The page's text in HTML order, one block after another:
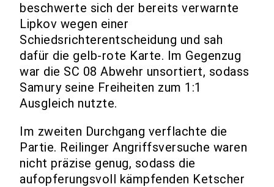
beschwerte sich der bereits verwarnte
Lipkov wegen einer
Schiedsrichterentscheidung und sah
dafür die gelb-rote Karte. Im Gegenzug
war die SC 08 Abwehr unsortiert, sodass
Samury seine Freiheiten zum 1:1
Ausgleich nutzte.
Im zweiten Durchgang verflachte die
Partie. Reilinger Angriffsversuche waren
nicht präzise genug, sodass die
aufopferungsvoll kämpfenden Ketscher